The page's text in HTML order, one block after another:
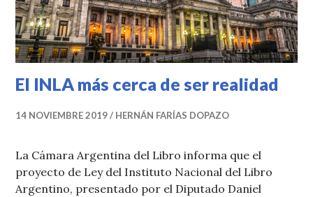
El INLA más cerca de ser realidad
14 NOVIEMBRE 2019 HERNÁN FARÍAS DOPAZO
La Cámara Argentina del Libro informa que el
proyecto de Ley del Instituto Nacional del Libro
Argentino, presentado por el Diputado Daniel